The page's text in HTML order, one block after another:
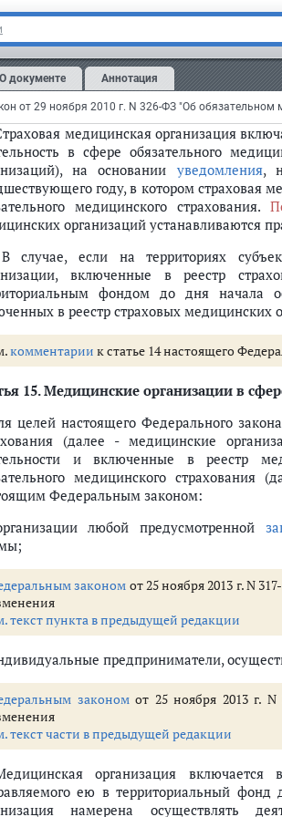
О документе Аннотация
в сфере обязательного
организации, медицинской
а также об обязанностях
медицинские организации в
осуществляют
помощи.
медицинская организация
в сфере обязательного
на основании уведомления,
году, в котором страховая
медицинского страхования.
организаций устанавливаются
случае, если на территориях
включенные в реестр
фондом до дня начала
в реестр страховых медицинских
комментарии к статье 14 настоящего
15.Медицинские организации в
целей настоящего Федерального
(далее - медицинские
и включенные в реестр
медицинского страхования
Федеральным законом:
любой предусмотренной
законом от 25 ноября 2013 г. N
текст пункта в предыдущей редакции
предприниматели,
закономот 25 ноября 2013 г. N
текст части в предыдущей редакции
организация
ею в территориальный фонд
намерена осуществлять